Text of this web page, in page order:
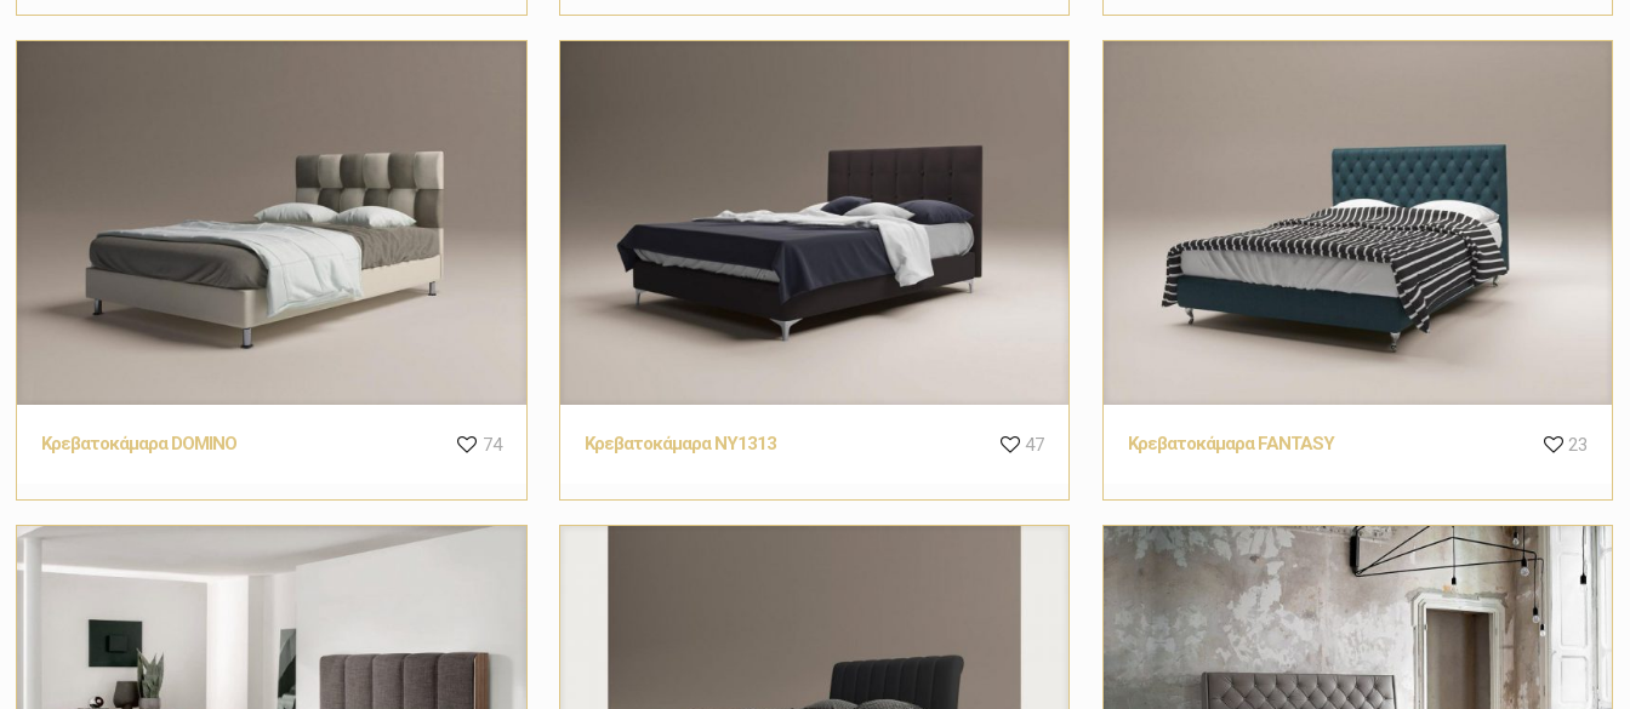
Κρεβατοκάμαρα DOMINO 74 Κρεβατοκάμαρα NY1313 47 Κρεβατοκάμαρα FANTASY 23